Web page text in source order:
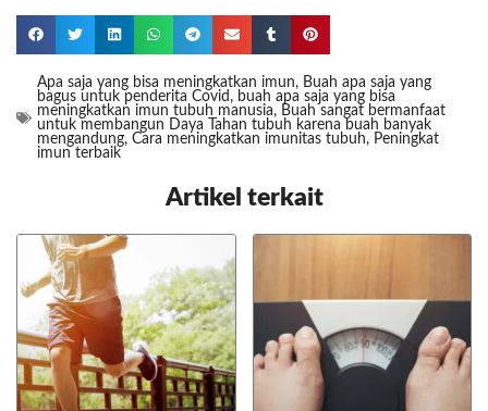
Apa saja yang bisa meningkatkan imun, Buah apa saja yang
bagus untuk penderita Covid , buah apa saja yang bisa
meningkatkan imun tubuh manusia, Buah sangat bermanfaat
untuk membangun Daya Tahan tubuh karena buah banyak
mengandung, Cara meningkatkan imunitas tubuh, Peningkat
imun terbaik
Artikel terkait